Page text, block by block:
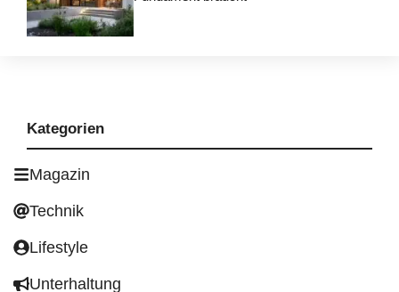
Kategorien
Magazin
Technik
Lifestyle
Unterhaltung